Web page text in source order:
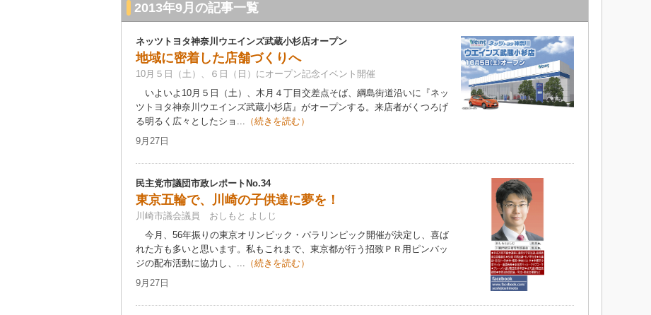
2013年9月の記事一覧
ネッツトヨタ神奈川ウエインズ武蔵小杉店オープン
地域に密着した店舗づくりへ
10月５日（土）、６日（日）にオープン記念イベント開催
いよいよ10月５日（土）、木月４丁目交差点そば、綱島街道沿いに『ネッ
ツトヨタ神奈川ウエインズ武蔵小杉店』がオープンする。来店者がくつろげ
る明るく広々としたショ... （続きを読む）
9月27日
民主党市議団市政レポートNo.34
東京五輪で、川崎の子供達に夢を！
川崎市議会議員 おしもと よしじ
今月、56年振りの東京オリンピック・パラリンピック開催が決定し、喜ば
れた方も多いと思います。私もこれまで、東京都が行う招致ＰＲ用ピンバッ
ジの配布活動に協力し、... （続きを読む）
9月27日